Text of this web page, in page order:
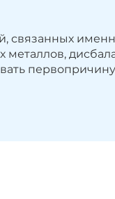
связанных
первопричину